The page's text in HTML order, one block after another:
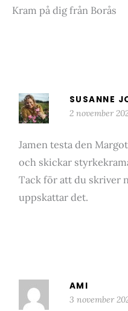
Kram på dig från Borås
SUSANNE
2 november
Jamen testa den
och skickar
Tack för att du skriver
uppskattar det.
AMI
3 november